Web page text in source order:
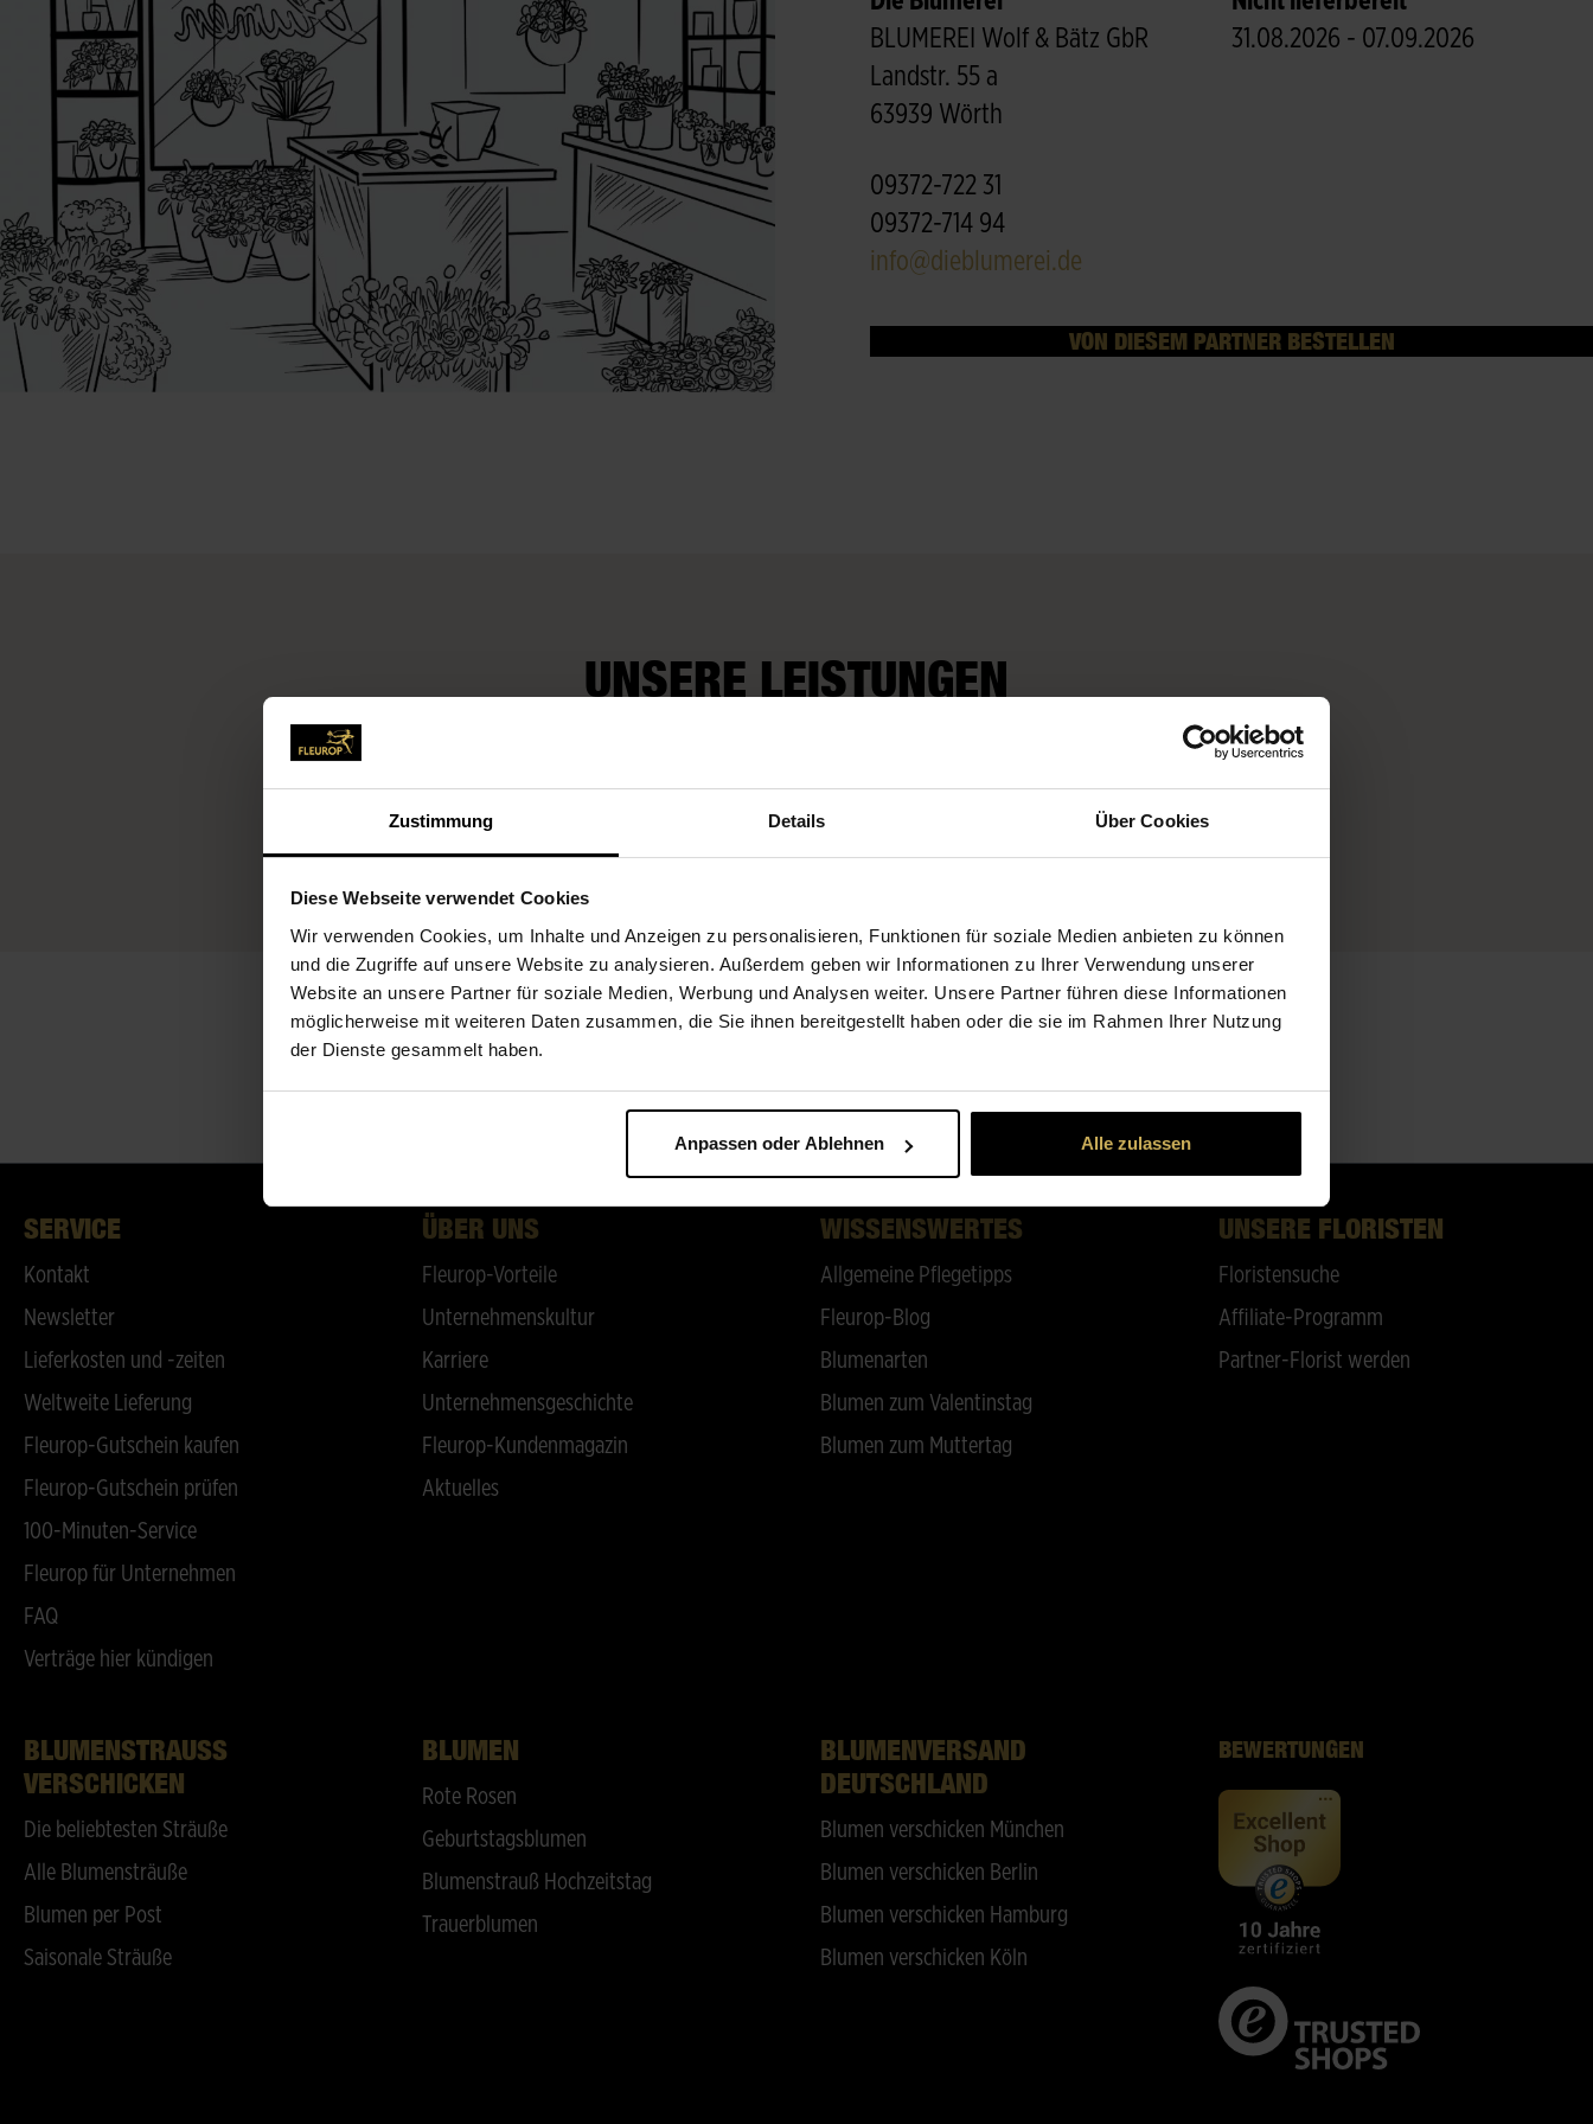
Zustimmung Details Über Cookies
Diese Webseite verwendet Cookies
Wir verwenden Cookies, um Inhalte und Anzeigen zu personalisieren, Funktionen für soziale Medien anbieten zu können
und die Zugriffe auf unsere Website zu analysieren. Außerdem geben wir Informationen zu Ihrer Verwendung unserer
Website an unsere Partner für soziale Medien, Werbung und Analysen weiter. Unsere Partner führen diese Informationen
möglicherweise mit weiteren Daten zusammen, die Sie ihnen bereitgestellt haben oder die sie im Rahmen Ihrer Nutzung
der Dienste gesammelt haben.
Anpassen oder Ablehnen Alle zulassen
BLUMEREI Wolf & Bätz GbR
Landstr. 55 a
63939 Wörth
09372-722 31
09372-714 94
info@dieblumerei.de
31.08.2026 - 07.09.2026
VON DIESEM PARTNER BESTELLEN
UNSERE LEISTUNGEN
Sonntagslieferung
möglich
SERVICE
Kontakt
Newsletter
Lieferkosten und -zeiten
Weltweite Lieferung
Fleurop-Gutschein kaufen
Fleurop-Gutschein prüfen
100-Minuten-Service
Fleurop für Unternehmen
FAQ
Verträge hier kündigen
ÜBER UNS
Fleurop-Vorteile
Unternehmenskultur
Karriere
Unternehmensgeschichte
Fleurop-Kundenmagazin
Aktuelles
WISSENSWERTES
Allgemeine Pflegetipps
Fleurop-Blog
Blumenarten
Blumen zum Valentinstag
Blumen zum Muttertag
UNSERE FLORISTEN
Floristensuche
Affiliate-Programm
Partner-Florist werden
BLUMENSTRAUSS V
ERSCHICKEN
Die beliebtesten Sträuße
Alle Blumensträuße
Blumen per Post
Saisonale Sträuße
BLUMEN
Rote Rosen
Geburtstagsblumen
Blumenstrauß Hochzeitstag
Trauerblumen
BLUMENVERSAND
DEUTSCHLAND
Blumen verschicken München
Blumen verschicken Berlin
Blumen verschicken Hamburg
Blumen verschicken Köln
BEWERTUNGEN